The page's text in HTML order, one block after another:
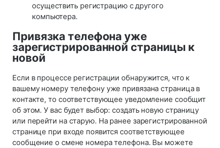
осуществить регистрацию с другого
компьютера.
Привязка телефона уже
зарегистрированной страницы к
новой
Если в процессе регистрации обнаружится, что к
вашему номеру телефону уже привязана страница в
контакте, то соответствующее уведомление сообщит
об этом. У вас будет выбор: создать новую страницу
или перейти на старую. На ранее зарегистрированной
странице при входе появится соответствующее
сообщение о смене номера телефона. Вы можете